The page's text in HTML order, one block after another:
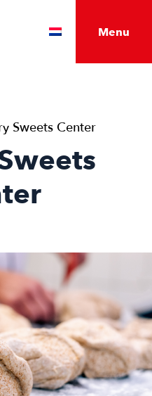
Menu
Sweets Center